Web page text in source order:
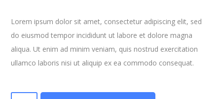
Lorem ipsum dolor sit amet, consectetur adipiscing elit, sed
do eiusmod tempor incididunt ut labore et dolore magna
aliqua. Ut enim ad minim veniam, quis nostrud exercitation
ullamco laboris nisi ut aliquip ex ea commodo consequat.